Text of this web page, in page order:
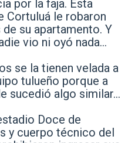
por la faja. Esta
Cortuluá le robaron
su apartamento. Y
vio ni oyó nada…
se la tienen velada a
tulueño porque a
sucedió algo similar…
Doce de
y cuerpo técnico del